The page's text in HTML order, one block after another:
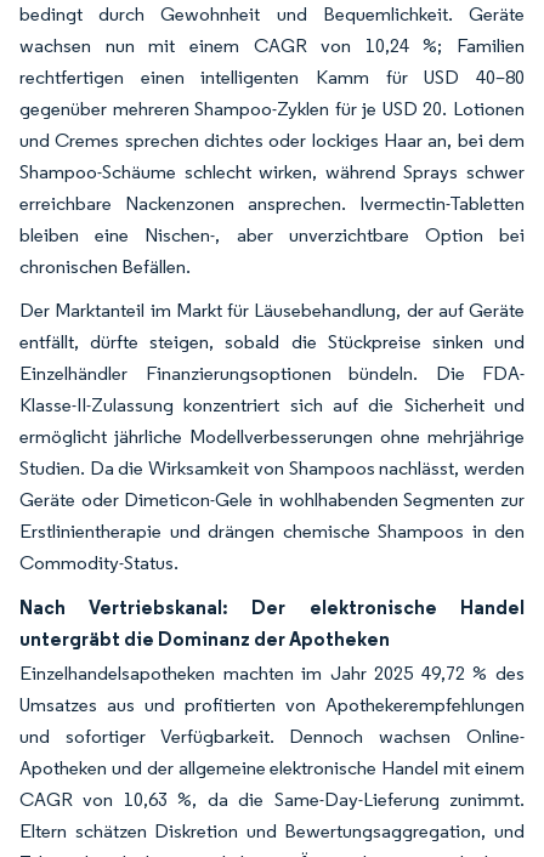
bedingt durch Gewohnheit und Bequemlichkeit. Geräte
wachsen nun mit einem CAGR von 10,24 %; Familien
rechtfertigen einen intelligenten Kamm für USD 40–80
gegenüber mehreren Shampoo-Zyklen für je USD 20. Lotionen
und Cremes sprechen dichtes oder lockiges Haar an, bei dem
Shampoo-Schäume schlecht wirken, während Sprays schwer
erreichbare Nackenzonen ansprechen. Ivermectin-Tabletten
bleiben eine Nischen-, aber unverzichtbare Option bei
chronischen Befällen.
Der Marktanteil im Markt für Läusebehandlung, der auf Geräte
entfällt, dürfte steigen, sobald die Stückpreise sinken und
Einzelhändler Finanzierungsoptionen bündeln. Die FDA-
Klasse-II-Zulassung konzentriert sich auf die Sicherheit und
ermöglicht jährliche Modellverbesserungen ohne mehrjährige
Studien. Da die Wirksamkeit von Shampoos nachlässt, werden
Geräte oder Dimeticon-Gele in wohlhabenden Segmenten zur
Erstlinientherapie und drängen chemische Shampoos in den
Commodity-Status.
Nach Vertriebskanal: Der elektronische Handel
untergräbt die Dominanz der Apotheken
Einzelhandelsapotheken machten im Jahr 2025 49,72 % des
Umsatzes aus und profitierten von Apothekerempfehlungen
und sofortiger Verfügbarkeit. Dennoch wachsen Online-
Apotheken und der allgemeine elektronische Handel mit einem
CAGR von 10,63 %, da die Same-Day-Lieferung zunimmt.
Eltern schätzen Diskretion und Bewertungsaggregation, und